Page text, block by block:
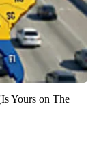
Yours on The